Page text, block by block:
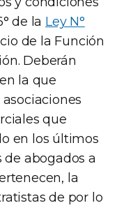
de la Ley N°
de la Función
Deberán
la que
que
en los últimos
de abogados a
la
de por lo